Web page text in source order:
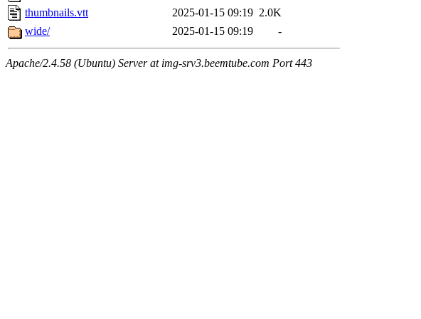
thumbnails.vtt
2025-01-15 09:19 2.0K
wide/
2025-01-15 09:19 -
Apache/2.4.58 (Ubuntu) Server at img-srv3.beemtube.com Port 443